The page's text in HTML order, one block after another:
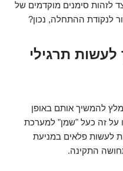
לזהות סימנים מוקדמים של
לנקודת ההתחלה, נכון?
תרגילי
להמשיך אותם באופן
על זה כעל "שמן" למערכת
לעשות פלאים במניעת
התקינה.